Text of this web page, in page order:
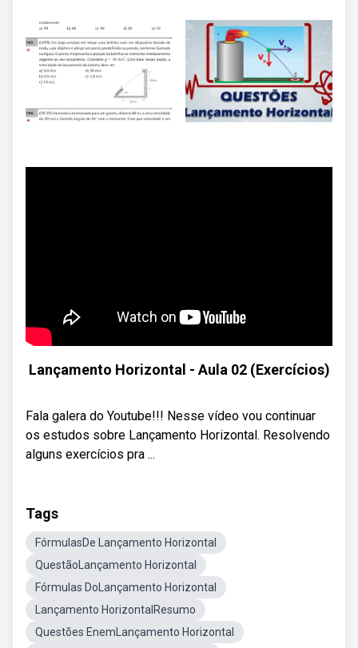
Lançamento Horizontal - Aula 02 (Exercícios)
Fala galera do Youtube!!! Nesse vídeo vou continuar
os estudos sobre Lançamento Horizontal. Resolvendo
alguns exercícios pra ...
Tags
FórmulasDe Lançamento Horizontal
QuestãoLançamento Horizontal
Fórmulas DoLançamento Horizontal
Lançamento HorizontalResumo
Questões EnemLançamento Horizontal